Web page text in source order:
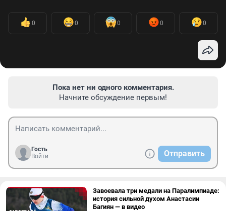
0 0 0 0 0
Пока нет ни одного комментария.
Начните обсуждение первым!
Гость
Войти
Отправить
Завоевала три медали на Паралимпиаде:
история сильной духом Анастасии
Багиян — в видео